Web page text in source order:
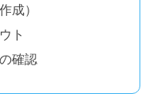
成）
ト
確認